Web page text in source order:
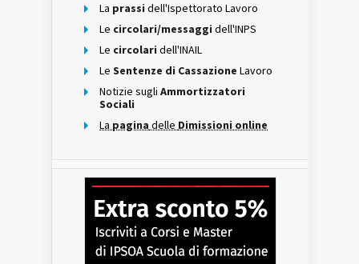
La prassi dell'Ispettorato Lavoro
Le circolari/messaggi dell'INPS
Le circolari dell'INAIL
Le Sentenze di Cassazione Lavoro
Notizie sugli Ammortizzatori
Sociali
La pagina delle Dimissioni online